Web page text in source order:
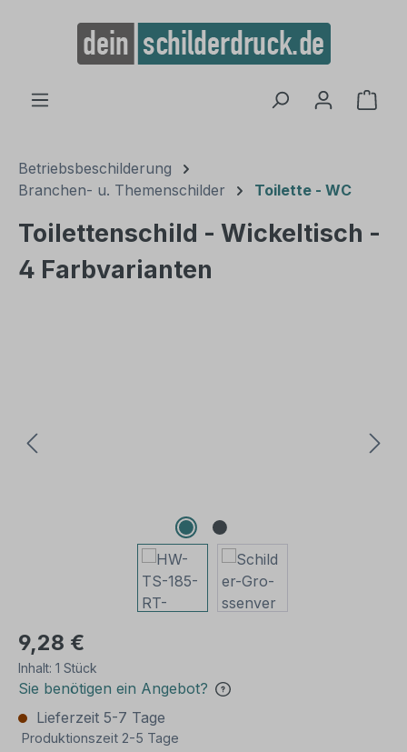
springen
Betriebsbeschilderung
Branchen- u. Themenschilder
Toilette - WC
Toilettenschild - Wickeltisch -
4 Farbvarianten
9,28 €
Inhalt: 1 Stück
Sie benötigen ein Angebot?
Lieferzeit 5-7 Tage
Produktionszeit 2-5 Tage